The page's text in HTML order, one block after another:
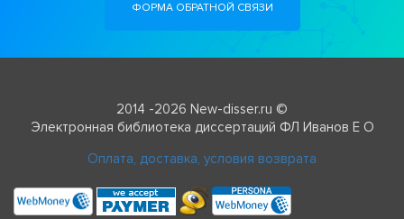
ФОРМА ОБРАТНОЙ СВЯЗИ
2014 -2026 New-disser.ru ©
Электронная библиотека диссертаций ФЛ Иванов Е О
Оплата, доставка, условия возврата